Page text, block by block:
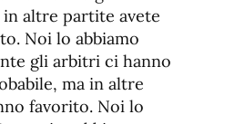
in altre partite avete
Noi lo abbiamo
gli arbitri ci hanno
ma in altre
favorito. Noi lo